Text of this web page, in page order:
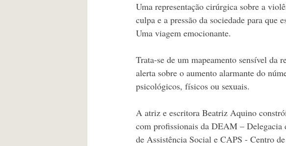
Uma representação cirúrgica sobre a
culpa e a pressão da sociedade para que
Uma viagem emocionante.
Trata-se de um mapeamento sensível da
alerta sobre o aumento alarmante do
psicológicos, físicos ou sexuais.
A atriz e escritora Beatriz Aquino
com profissionais da DEAM –
de Assistência Social e CAPS - Centro